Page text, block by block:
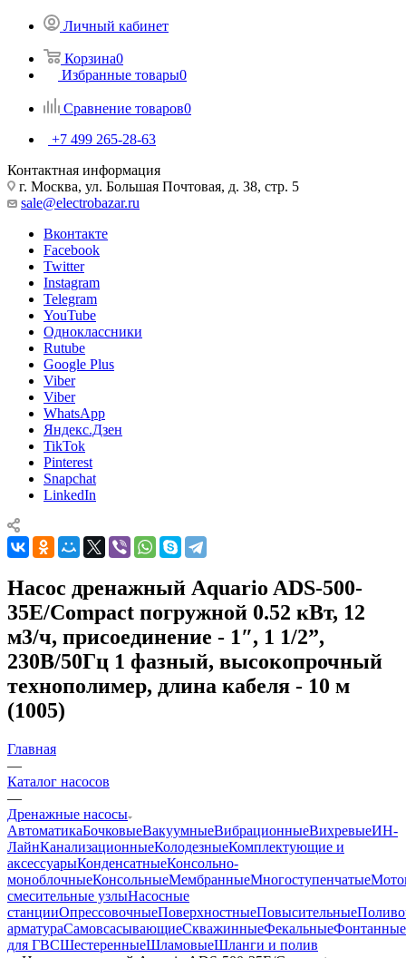
Личный кабинет
Корзина0
Избранные товары0
Сравнение товаров0
+7 499 265-28-63
Контактная информация
г. Москва, ул. Большая Почтовая, д. 38, стр. 5
sale@electrobazar.ru
Вконтакте
Facebook
Twitter
Instagram
Telegram
YouTube
Одноклассники
Rutube
Google Plus
Viber
Viber
WhatsApp
Яндекс.Дзен
TikTok
Pinterest
Snapchat
LinkedIn
Насос дренажный Aquario ADS-500-
35E/Compact погружной 0.52 кВт, 12
м3/ч, присоединение - 1″, 1 1/2”,
230В/50Гц 1 фазный, высокопрочный
технополимер, длина кабеля - 10 м
(1005)
Главная
—
Каталог насосов
—
Дренажные насосы
АвтоматикаБочковыеВакуумныеВибрационныеВихревыеИН-
ЛайнКанализационныеКолодезныеКомплектующие и
аксессуарыКонденсатныеКонсольно-
моноблочныеКонсольныеМембранныеМногоступенчатые
смесительные узлыНасосные
станцииОпрессовочныеПоверхностныеПовысительные
арматураСамовсасывающиеСкважинныеФекальныеФонтанные
для ГВСШестеренныеШламовыеШланги и полив